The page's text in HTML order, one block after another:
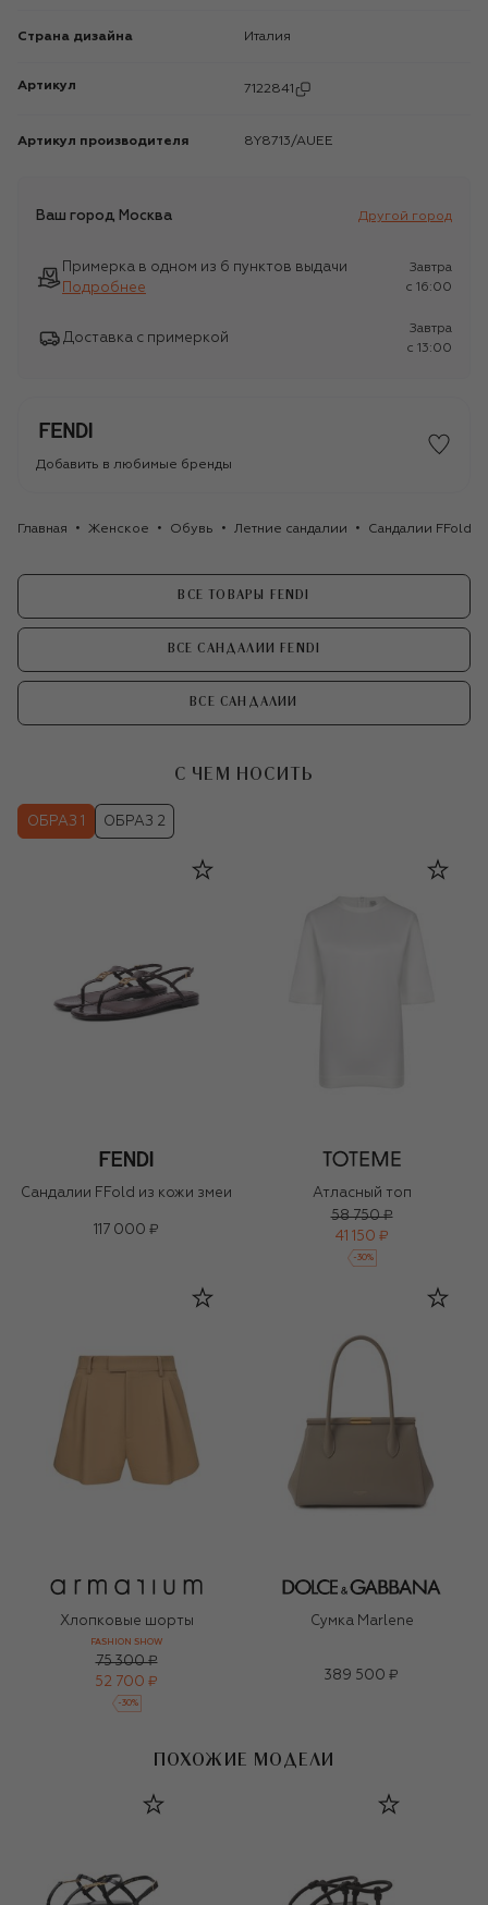
Страна дизайна Италия
Артикул 7122841
Артикул производителя 8Y8713/AUEE
Ваш город Москва Другой город
Примерка в одном из 6 пунктов выдачи
Подробнее
Завтра
c 16:00
Доставка с примеркой
Завтра
c 13:00
Добавить в любимые бренды
Главная Женское Обувь Летние сандалии Сандалии FFold
ВСЕ ТОВАРЫ FENDI
ВСЕ САНДАЛИИ FENDI
ВСЕ САНДАЛИИ
С ЧЕМ НОСИТЬ
ОБРАЗ 1 ОБРАЗ 2
Сандалии FFold из кожи змеи
117 000 ₽
Атласный топ
58 750 ₽
41 150 ₽
-30%
Хлопковые шорты
FASHION SHOW
75 300 ₽
52 700 ₽
-30%
Сумка Marlene
389 500 ₽
ПОХОЖИЕ МОДЕЛИ